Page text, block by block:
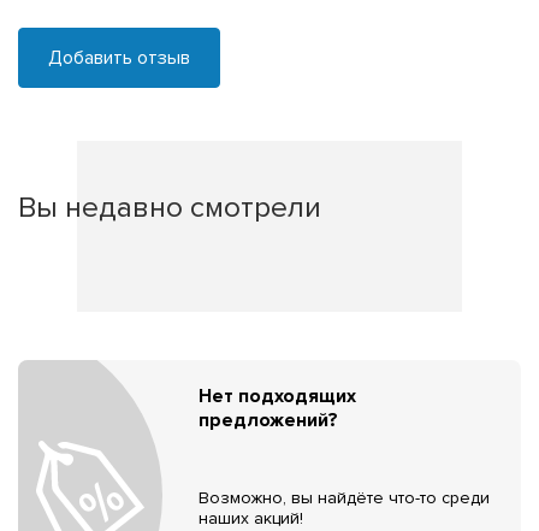
Добавить отзыв
Вы недавно смотрели
Нет подходящих
предложений?
Возможно, вы найдёте что-то среди
наших акций!